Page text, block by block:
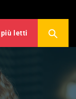
più letti